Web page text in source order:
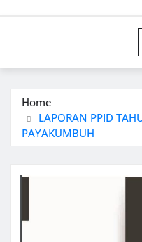
Home
LAPORAN PPID
PAYAKUMBUH